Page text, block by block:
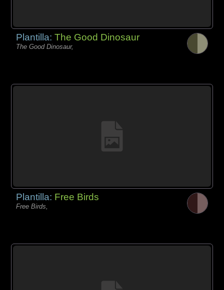
Plantilla:The Good Dinosaur
The Good Dinosaur,
Plantilla: Free Birds
Free Birds,